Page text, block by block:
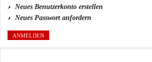
Neues Benutzerkonto erstellen
Neues Passwort anfordern